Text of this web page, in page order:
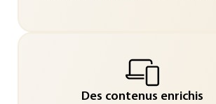
Des contenus enrichis